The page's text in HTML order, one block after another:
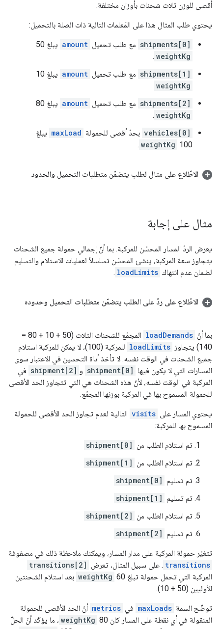
أقصى للوزن ثلاث شحنات بأوزان مختلفة.
يحتوي طلب المثال هذا على المَعلمات التالية ذات الصلة بالتحميل:
shipments[0] مع طلب تحميل amount يبلغ 50
weightKg
.
shipments[1] مع طلب تحميل amount يبلغ 10
weightKg
shipments[2] مع طلب تحميل amount يبلغ 80
weightKg
.
vehicles[0] بحدّ أقصى للحمولة maxLoad يبلغ
100
weightKg
.
الاطّلاع على مثال لطلب يتضمّن متطلبات التحميل والحدود
مثال على إجابة
يعرض الردّ المسار المحسّن للمركبة. بما أنّ إجمالي حمولة جميع الشحنات
يتجاوز سعة المركبة، ينشئ المحسّن تسلسلاً لعمليات الاستلام والتسليم
لضمان عدم انتهاك loadLimits
.
الاطّلاع على ردّ على الطلب يتضمّن متطلبات التحميل وحدوده
بما أنّ loadDemands
المجمّع للشحنات الثلاث (50 + 10 + 80 =
140) يتجاوز
loadLimits
للمركبة (100)، لا يمكن للمركبة استلام
جميع الشحنات في الوقت نفسه. لا تأخذ أداة التحسين في الاعتبار سوى
المسارات التي لا يكون فيها shipment[0] و shipment[2] في
المركبة في الوقت نفسه، لأنّ هذه الشحنات هي التي تتجاوز الحد الأقصى
للحمولة المسموح بها في المركبة بوزنها المجمّع.
يحتوي المسار على visits التالية لعدم تجاوز الحد الأقصى للحمولة
المسموح بها للمركبة:
تم استلام الطلب من shipment[0]
تم استلام الطلب من shipment[1]
تم تسليم shipment[0]
تم تسليم shipment[1]
تم استلام الطلب من shipment[2]
تم تسليم shipment[2]
تتغيّر حمولة المركبة على مدار المسار، ويمكنك ملاحظة ذلك في مصفوفة
transitions . على سبيل المثال، تعرض transitions[2]
المركبة التي تحمل حمولة تبلغ 60
weightKg بعد استلام الشحنتين
الأوليين (50 + 10).
توضّح السمة maxLoads في metrics أنّ الحد الأقصى للحمولة
المنقولة في أي نقطة على المسار كان 80
weightKg ، ما يؤكّد أنّ الحلّ